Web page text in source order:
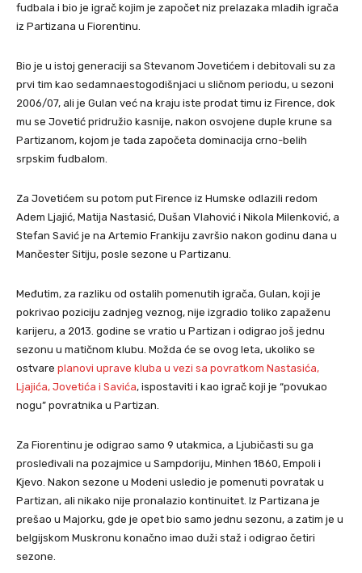
fudbala i bio je igrač kojim je započet niz prelazaka mladih igrača
iz Partizana u Fiorentinu.
Bio je u istoj generaciji sa Stevanom Jovetićem i debitovali su za
prvi tim kao sedamnaestogodišnjaci u sličnom periodu, u sezoni
2006/07, ali je Gulan već na kraju iste prodat timu iz Firence, dok
mu se Jovetić pridružio kasnije, nakon osvojene duple krune sa
Partizanom, kojom je tada započeta dominacija crno-belih
srpskim fudbalom.
Za Jovetićem su potom put Firence iz Humske odlazili redom
Adem Ljajić, Matija Nastasić, Dušan Vlahović i Nikola Milenković, a
Stefan Savić je na Artemio Frankiju završio nakon godinu dana u
Mančester Sitiju, posle sezone u Partizanu.
Međutim, za razliku od ostalih pomenutih igrača, Gulan, koji je
pokrivao poziciju zadnjeg veznog, nije izgradio toliko zapaženu
karijeru, a 2013. godine se vratio u Partizan i odigrao još jednu
sezonu u matičnom klubu. Možda će se ovog leta, ukoliko se
ostvare planovi uprave kluba u vezi sa povratkom Nastasića,
Ljajića, Jovetića i Savića, ispostaviti i kao igrač koji je “povukao
nogu” povratnika u Partizan.
Za Fiorentinu je odigrao samo 9 utakmica, a Ljubičasti su ga
prosleđivali na pozajmice u Sampdoriju, Minhen 1860, Empoli i
Kjevo. Nakon sezone u Modeni usledio je pomenuti povratak u
Partizan, ali nikako nije pronalazio kontinuitet. Iz Partizana je
prešao u Majorku, gde je opet bio samo jednu sezonu, a zatim je u
belgijskom Muskronu konačno imao duži staž i odigrao četiri
sezone.